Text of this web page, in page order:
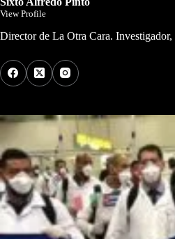
View Profile
Director de La Otra Cara.